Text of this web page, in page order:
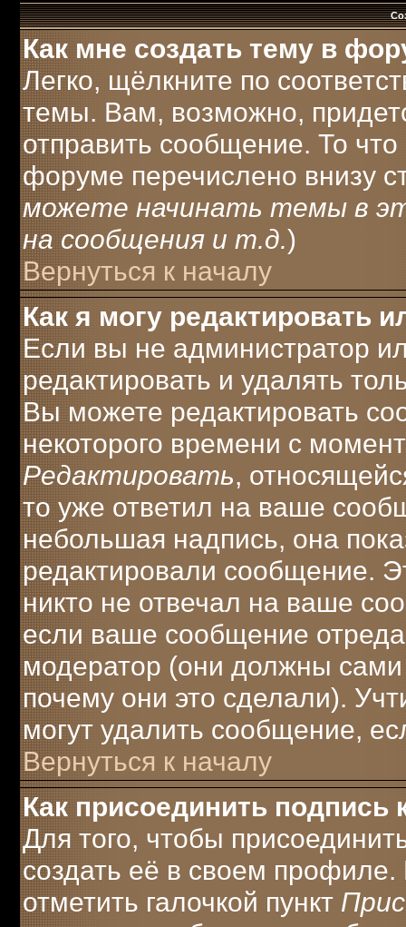
Как мне создать тему в
Легко, щёлкните по
темы. Вам, возможно,
отправить сообщение. То
форуме перечислено внизу
можете начинать темы в
на сообщения и т.д.)
Вернуться к началу
Как я могу редактировать
Если вы не администратор
редактировать и удалять
Вы можете редактировать
некоторого времени с
Редактировать,
то уже ответил на ваше
небольшая надпись, она
редактировали сообщение.
никто не отвечал на ваше
если ваше сообщение
модератор (они должны сами
почему они это сделали).
могут удалить сообщение,
Вернуться к началу
Как присоединить
Для того, чтобы
создать её в своем
отметить галочкой пункт